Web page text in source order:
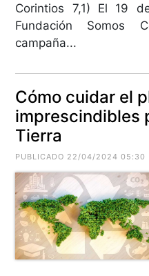
Corintios 7,1) El 19
Fundación Somos
campaña...
Cómo cuidar el
imprescindibles
Tierra
PUBLICADO 22/04/2024 05:30 |